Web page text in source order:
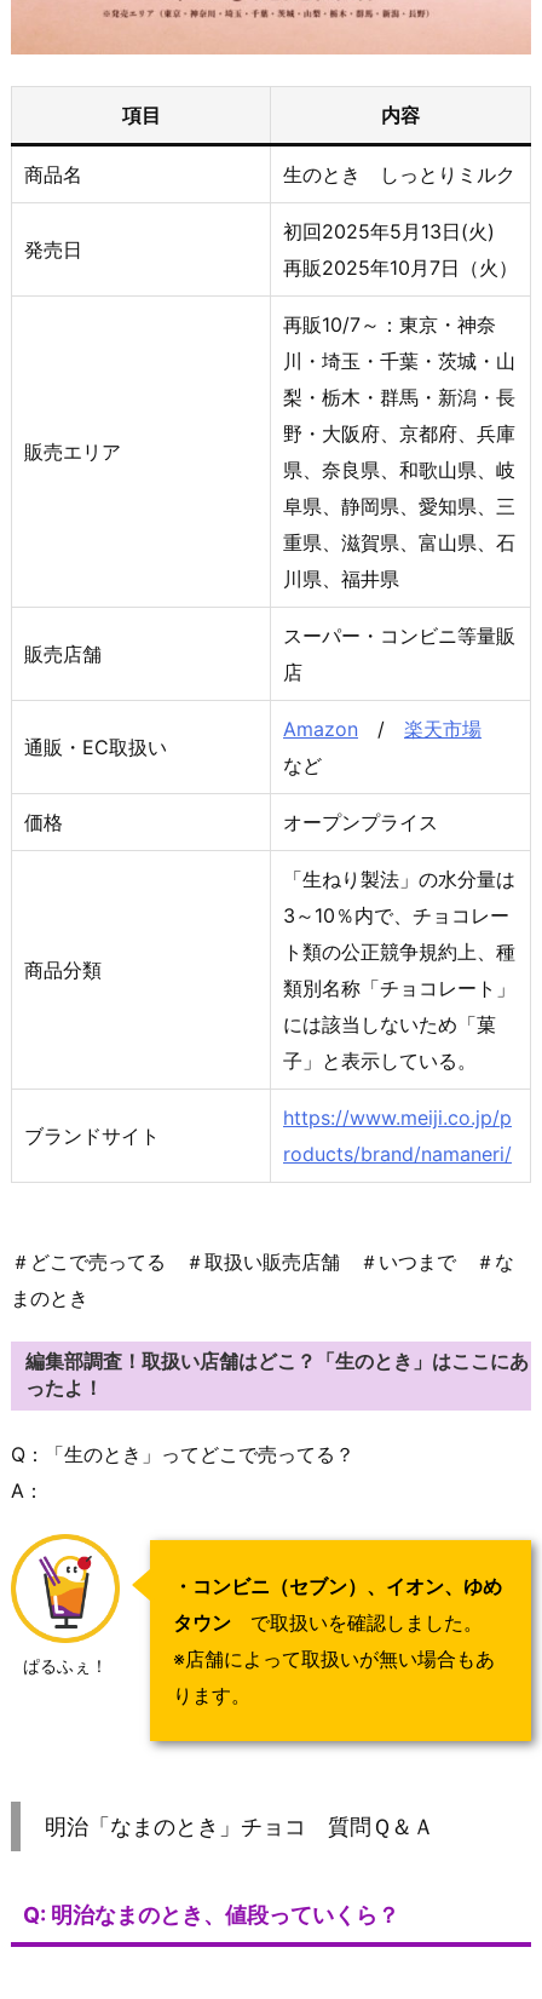
項目 内容
商品名 生のとき しっとりミルク
発売日
初回2025年5月13日(火)
再販2025年10月7日（火）
販売エリア
再販10/7～：東京・神奈
川・埼玉・千葉・茨城・山
梨・栃木・群馬・新潟・長
野・大阪府、京都府、兵庫
県、奈良県、和歌山県、岐
阜県、静岡県、愛知県、三
重県、滋賀県、富山県、石
川県、福井県
販売店舗
スーパー・コンビニ等量販
店
通販・EC取扱い
Amazon / 楽天市場
など
価格 オープンプライス
商品分類
「生ねり製法」の水分量は
3～10％内で、チョコレー
ト類の公正競争規約上、種
類別名称「チョコレート」
には該当しないため「菓
子」と表示している。
ブランドサイト
https://www.meiji.co.jp/p
roducts/brand/namaneri/
＃どこで売ってる ＃取扱い販売店舗 ＃いつまで ＃な
まのとき
編集部調査！取扱い店舗はどこ？「生のとき」はここにあ
ったよ！
Q：「生のとき」ってどこで売ってる？
A：
ぱるふぇ！
・コンビニ（セブン）、イオン、ゆめ
タウン で取扱いを確認しました。
※店舗によって取扱いが無い場合もあ
ります。
明治「なまのとき」チョコ 質問Ｑ＆Ａ
Q: 明治なまのとき、値段っていくら？